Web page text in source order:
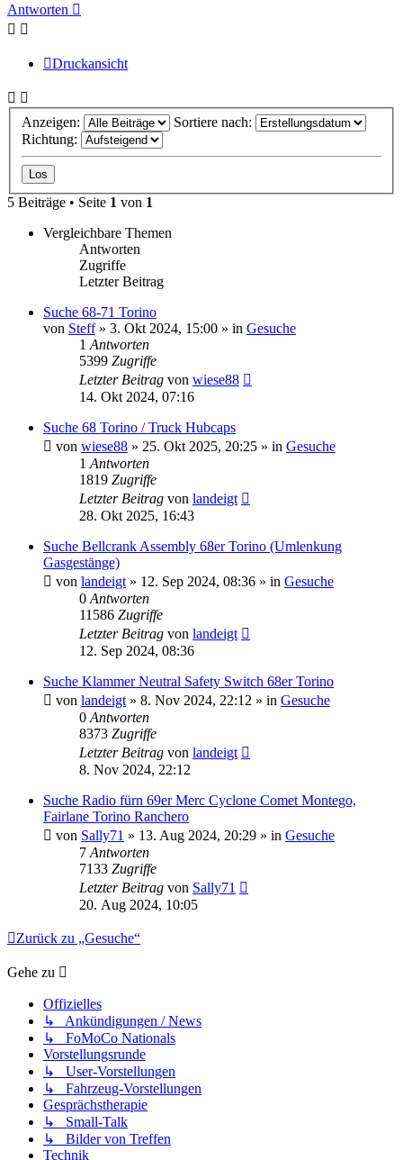
Antworten
Druckansicht
Anzeigen:
Sortiere nach:
Richtung:
5 Beiträge • Seite 1 von 1
Vergleichbare Themen
Antworten
Zugriffe
Letzter Beitrag
Suche 68-71 Torino
von Steff» 3. Okt 2024, 15:00 » in Gesuche
1 Antworten
5399 Zugriffe
Letzter Beitrag von wiese88
14. Okt 2024, 07:16
Suche 68 Torino / Truck Hubcaps
von wiese88 » 25. Okt 2025, 20:25 » in Gesuche
1 Antworten
1819 Zugriffe
Letzter Beitrag von landeigt
28. Okt 2025, 16:43
Suche Bellcrank Assembly 68er Torino (Umlenkung
Gasgestänge)
von landeigt » 12. Sep 2024, 08:36 » in Gesuche
0 Antworten
11586 Zugriffe
Letzter Beitrag von landeigt
12. Sep 2024, 08:36
Suche Klammer Neutral Safety Switch 68er Torino
von landeigt » 8. Nov 2024, 22:12 » in Gesuche
0 Antworten
8373 Zugriffe
Letzter Beitrag von landeigt
8. Nov 2024, 22:12
Suche Radio fürn 69er Merc Cyclone Comet Montego,
Fairlane Torino Ranchero
von Sally71 » 13. Aug 2024, 20:29 » in Gesuche
7 Antworten
7133 Zugriffe
Letzter Beitrag von Sally71
20. Aug 2024, 10:05
Zurück zu „Gesuche“
Gehe zu
Offizielles
↳ Ankündigungen / News
↳ FoMoCo Nationals
Vorstellungsrunde
↳ User-Vorstellungen
↳ Fahrzeug-Vorstellungen
Gesprächstherapie
↳ Small-Talk
↳ Bilder von Treffen
Technik